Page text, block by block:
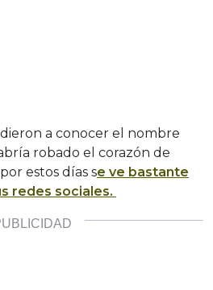
a conocer el nombre
robado el corazón de
estos días se ve bastante
redes sociales.